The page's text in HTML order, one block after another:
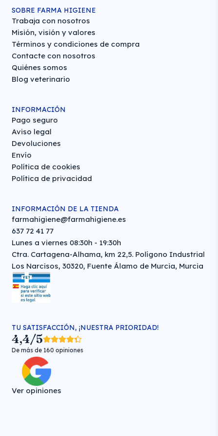
SOBRE FARMA HIGIENE
Trabaja con nosotros
Misión, visión y valores
Términos y condiciones de compra
Contacte con nosotros
Quiénes somos
Blog veterinario
INFORMACIÓN
Pago seguro
Aviso legal
Devoluciones
Envío
Política de cookies
Política de privacidad
INFORMACIÓN DE LA TIENDA
farmahigiene@farmahigiene.es
637 72 41 77
Lunes a viernes 08:30h - 19:30h
Ctra. Cartagena-Alhama, km 22,5. Polígono Industrial
Los Narcisos, 30320, Fuente Álamo de Murcia, Murcia
TU SATISFACCIÓN, ¡NUESTRA PRIORIDAD!
4,4/5
De más de 160 opiniones
Ver opiniones